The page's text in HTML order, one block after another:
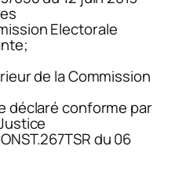
Electorale
de la Commission
déclaré conforme par
du 06